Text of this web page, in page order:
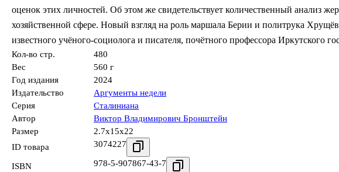
оценок этих личностей. Об этом же свидетельствует количественный анализ
хозяйственной сфере. Новый взгляд на роль маршала Берии и политрука
известного учёного-социолога и писателя, почётного профессора Иркутского
Кол-во стр.
480
Вес
560 г
Год издания
2024
Издательство
Аргументы недели
Серия
Сталиниана
Автор
Виктор Владимирович Бронштейн
Размер
2.7x15x22
ID товара
3074227
ISBN 978-5-907867-43-7